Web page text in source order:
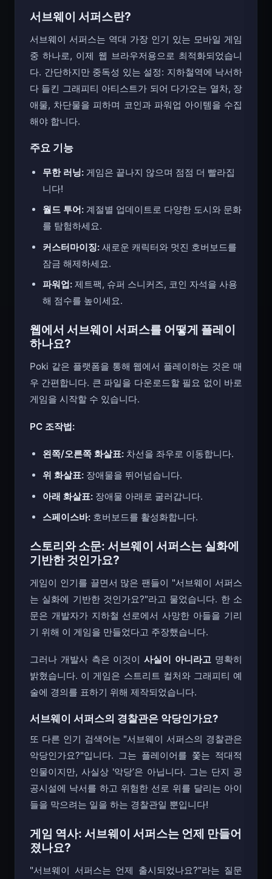
서브웨이 서퍼스란?
서브웨이 서퍼스는 역대 가장 인기 있는 모바일 게임
중 하나로, 이제 웹 브라우저용으로 최적화되었습니
다. 간단하지만 중독성 있는 설정: 지하철역에 낙서하
다 들킨 그래피티 아티스트가 되어 다가오는 열차, 장
애물, 차단물을 피하며 코인과 파워업 아이템을 수집
해야 합니다.
주요 기능
무한 러닝: 게임은 끝나지 않으며 점점 더 빨라집
니다!
월드 투어: 계절별 업데이트로 다양한 도시와 문화
를 탐험하세요.
커스터마이징: 새로운 캐릭터와 멋진 호버보드를
잠금 해제하세요.
파워업: 제트팩, 슈퍼 스니커즈, 코인 자석을 사용
해 점수를 높이세요.
웹에서 서브웨이 서퍼스를 어떻게 플레이
하나요?
Poki 같은 플랫폼을 통해 웹에서 플레이하는 것은 매
우 간편합니다. 큰 파일을 다운로드할 필요 없이 바로
게임을 시작할 수 있습니다.
PC 조작법:
왼쪽/오른쪽 화살표: 차선을 좌우로 이동합니다.
위 화살표: 장애물을 뛰어넘습니다.
아래 화살표: 장애물 아래로 굴러갑니다.
스페이스바: 호버보드를 활성화합니다.
스토리와 소문: 서브웨이 서퍼스는 실화에
기반한 것인가요?
게임이 인기를 끌면서 많은 팬들이 "서브웨이 서퍼스
는 실화에 기반한 것인가요?"라고 물었습니다. 한 소
문은 개발자가 지하철 선로에서 사망한 아들을 기리
기 위해 이 게임을 만들었다고 주장했습니다.
그러나 개발사 측은 이것이사실이 아니라고 명확히
밝혔습니다. 이 게임은 스트리트 컬처와 그래피티 예
술에 경의를 표하기 위해 제작되었습니다.
서브웨이 서퍼스의 경찰관은 악당인가요?
또 다른 인기 검색어는 "서브웨이 서퍼스의 경찰관은
악당인가요?"입니다. 그는 플레이어를 쫓는 적대적
인물이지만, 사실상 '악당’은 아닙니다. 그는 단지 공
공시설에 낙서를 하고 위험한 선로 위를 달리는 아이
들을 막으려는 일을 하는 경찰관일 뿐입니다!
게임 역사: 서브웨이 서퍼스는 언제 만들어
졌나요?
"서브웨이 서퍼스는 언제 출시되었나요?"라는 질문